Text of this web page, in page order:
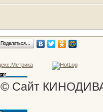
Поделиться…
© Сайт КИНОДИВА